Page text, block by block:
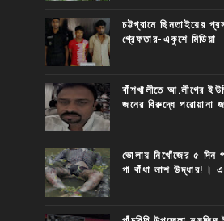
চট্টগ্রামে ছিনতাইয়ের
গ্রেফতার-একুশে মিডিয়া
বাঁশখালীতে আ.লীগের
জনের বিরুদ্ধে পরোয়ানা
ভোলায় নিখোঁজের ৫ দিন
পা বাঁধা লাশ উদ্ধার!।